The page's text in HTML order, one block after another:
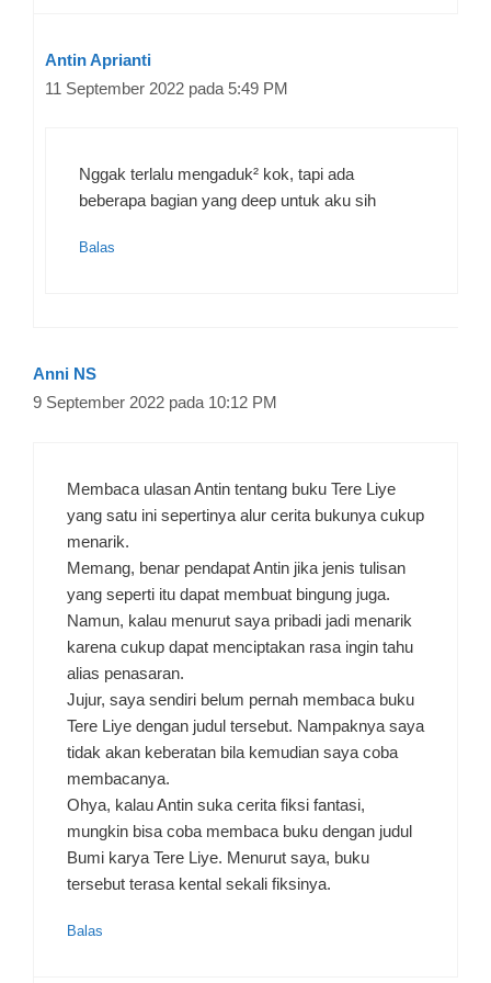
Antin Aprianti
11 September 2022 pada 5:49 PM
Nggak terlalu mengaduk² kok, tapi ada
beberapa bagian yang deep untuk aku sih
Balas
Anni NS
9 September 2022 pada 10:12 PM
Membaca ulasan Antin tentang buku Tere Liye
yang satu ini sepertinya alur cerita bukunya cukup
menarik.
Memang, benar pendapat Antin jika jenis tulisan
yang seperti itu dapat membuat bingung juga.
Namun, kalau menurut saya pribadi jadi menarik
karena cukup dapat menciptakan rasa ingin tahu
alias penasaran.
Jujur, saya sendiri belum pernah membaca buku
Tere Liye dengan judul tersebut. Nampaknya saya
tidak akan keberatan bila kemudian saya coba
membacanya.
Ohya, kalau Antin suka cerita fiksi fantasi,
mungkin bisa coba membaca buku dengan judul
Bumi karya Tere Liye. Menurut saya, buku
tersebut terasa kental sekali fiksinya.
Balas